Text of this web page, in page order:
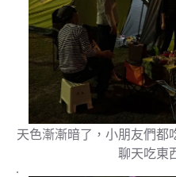
天色漸漸暗了，小朋友們都
聊天吃東
.